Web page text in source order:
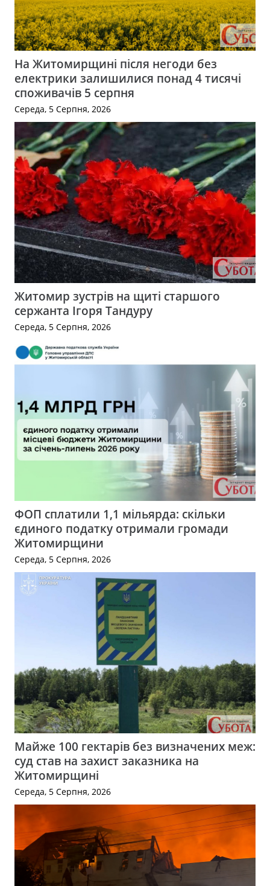
На Житомирщині після негоди без
електрики залишилися понад 4 тисячі
споживачів 5 серпня
Середа, 5 Серпня, 2026
Житомир зустрів на щиті старшого
сержанта Ігоря Тандуру
Середа, 5 Серпня, 2026
ФОП сплатили 1,1 мільярда: скільки
єдиного податку отримали громади
Житомирщини
Середа, 5 Серпня, 2026
Майже 100 гектарів без визначених меж:
суд став на захист заказника на
Житомирщині
Середа, 5 Серпня, 2026